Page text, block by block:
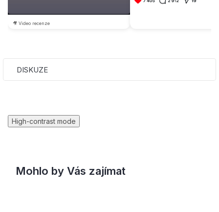
🎥 Video recenze
DISKUZE
High-contrast mode